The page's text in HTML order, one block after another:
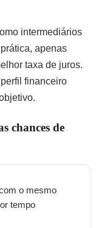
intermediários
apenas
taxa de juros.
financeiro
chances de
o mesmo
tempo